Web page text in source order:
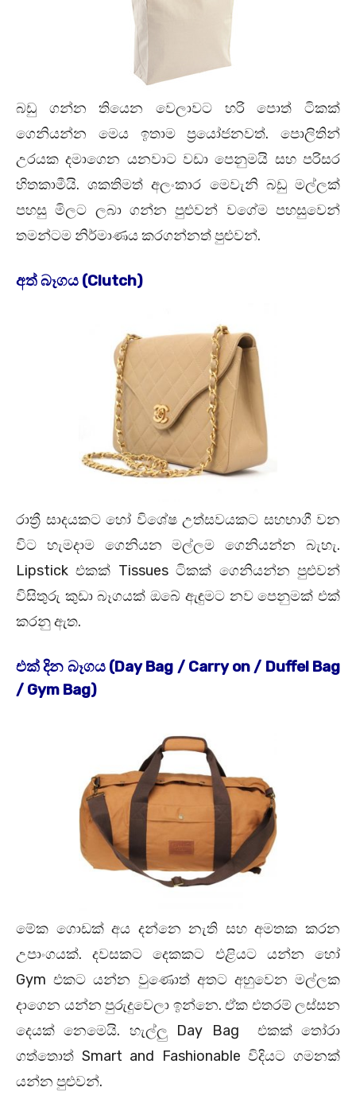
බඩු ගන්න තියෙන වෙලාවට හරි පොත් ටිකක්
ගෙනියන්න මෙය ඉතාම ප්‍රයෝජනවත්. පොලිතින්
උරයක දමාගෙන යනවාට වඩා පෙනුමයි සහ පරිසර
හිතකාමීයි. ශකතිමත් අලංකාර මෙවැනි බඩු මල්ලක්
පහසු මිලට ලබා ගන්න පුළුවන් වගේම පහසුවෙන්
තමන්ටම නිර්මාණය කරගන්නත් පුළුවන්.
අත් බෑගය (Clutch)
රාත්‍රී සාදයකට හෝ විශේෂ උත්සවයකට සහභාගී වන
විට හැමදාම ගෙනියන මල්ලම ගෙනියන්න බැහැ.
Lipstick එකක් Tissues ටිකක් ගෙනියන්න පුළුවන්
විසිතුරු කුඩා බෑගයක් ඔබේ ඇඳුමට නව පෙනුමක් එක්
කරනු ඇත.
එක් දින බෑගය (Day Bag / Carry on / Duffel Bag
/ Gym Bag)
මේක ගොඩක් අය දන්නෙ නැති සහ අමතක කරන
උපාංගයක්. දවසකට දෙකකට එළියට යන්න හෝ
Gym එකට යන්න වුණොත් අතට අහුවෙන මල්ලක
දාගෙන යන්න පුරුදුවෙලා ඉන්නෙ. ඒක එතරම් ලස්සන
දෙයක් නෙමෙයි. හැල්ලු Day Bag එකක් තෝරා
ගත්තොත් Smart and Fashionable විදියට ගමනක්
යන්න පුළුවන්.